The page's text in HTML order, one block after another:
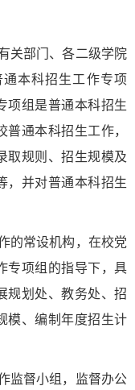
关部门、各二级学院
通本科招生工作专项
项组是普通本科招生
通本科招生工作，
取规则、招生规模及
，并对普通本科招生
的常设机构，在校党
专项组的指导下，具
规划处、教务处、招
模、编制年度招生计
监督小组，监督办公